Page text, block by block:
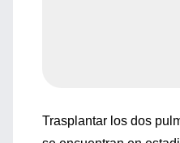
Trasplantar los dos